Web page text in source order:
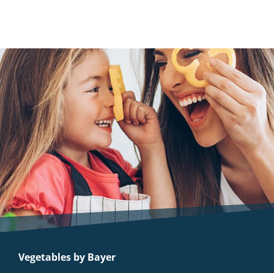
Vegetables by Bayer